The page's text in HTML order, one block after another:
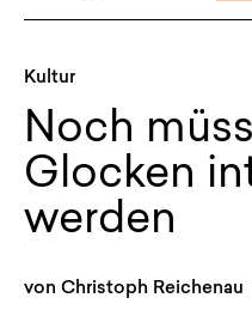
Kultur
Noch
Glocken
werden
von Christoph Reichenau